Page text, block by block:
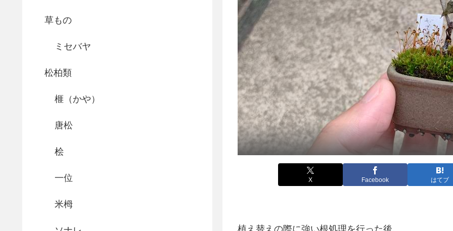
X Facebook はてブ
植え替えの際に強い根処理を行った後、
草もの
ミセバヤ
松柏類
榧（かや）
唐松
桧
一位
米栂